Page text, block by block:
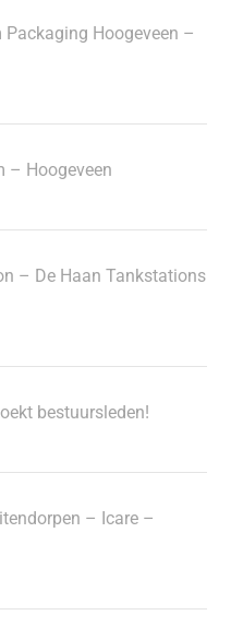
Hoogeveen –
– Hoogeveen
– De Haan Tankstations
bestuursleden!
– Icare –